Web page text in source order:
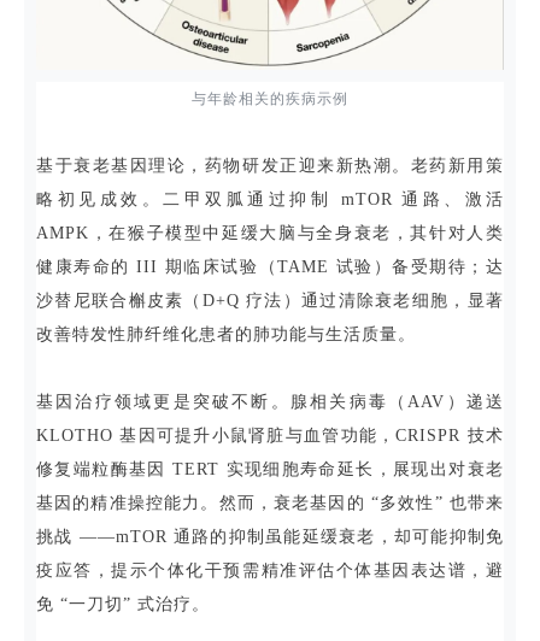
与年龄相关的疾病示例
基于衰老基因理论，药物研发正迎来新热潮。老药新用策
略初见成效。二甲双胍通过抑制 mTOR 通路、激活
AMPK，在猴子模型中延缓大脑与全身衰老，其针对人类
健康寿命的 III 期临床试验（TAME 试验）备受期待；达
沙替尼联合槲皮素（D+Q 疗法）通过清除衰老细胞，显著
改善特发性肺纤维化患者的肺功能与生活质量。
基因治疗领域更是突破不断。腺相关病毒（AAV）递送
KLOTHO 基因可提升小鼠肾脏与血管功能，CRISPR 技术
修复端粒酶基因 TERT 实现细胞寿命延长，展现出对衰老
基因的精准操控能力。然而，衰老基因的 “多效性” 也带来
挑战 ——mTOR 通路的抑制虽能延缓衰老，却可能抑制免
疫应答，提示个体化干预需精准评估个体基因表达谱，避
免 “一刀切” 式治疗。